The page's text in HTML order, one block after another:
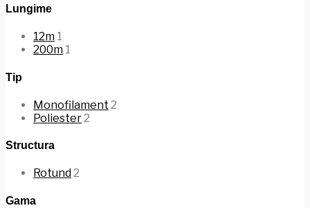
Lungime
12m 1
200m 1
Tip
Monofilament 2
Poliester2
Structura
Rotund 2
Gama